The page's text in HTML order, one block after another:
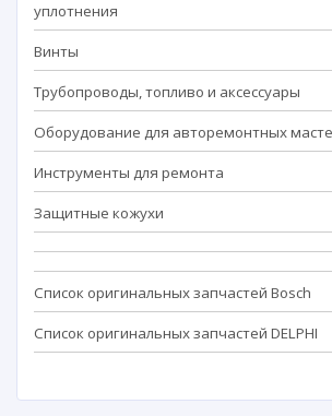
уплотнения
Винты
Трубопроводы, топливо и аксессуары
Оборудование для авторемонтных
Инструменты для ремонта
Защитные кожухи
Список оригинальных запчастей Bosch
Список оригинальных запчастей DELPHI